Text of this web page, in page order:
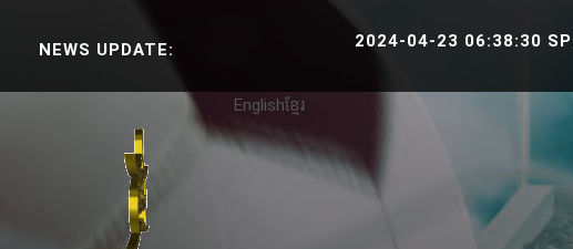
NEWS UPDATE: 2024-04-23 06:38:30 SPORT2,
Englishខ្មែរ